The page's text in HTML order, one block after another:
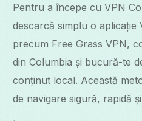
Pentru a începe cu VPN
descarcă simplu o aplicație
precum Free Grass VPN,
din Columbia și bucură-te
conținut local. Această
de navigare sigură, rapidă